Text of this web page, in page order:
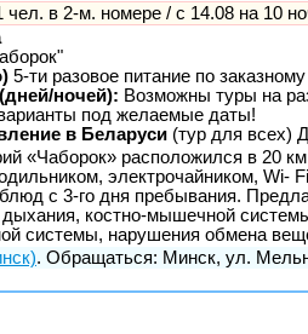
чел. в 2-м. номере / с 14.08 на 10
5-ти разовое питание по
ночей): Возможны туры на
под желаемые даты!
в Беларуси (тур для всех)
«Чаборок» расположился в 20
электрочайником, Wi-
с 3-го дня пребывания.
дыхания, костно-мышечной
системы, нарушения обмена
. Обращаться: Минск, ул.